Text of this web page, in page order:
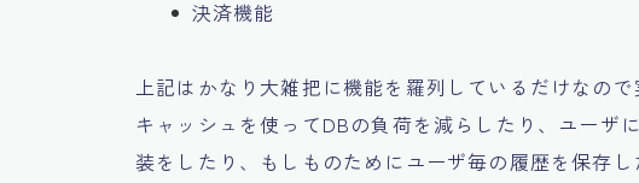
決済機能
上記はかなり大雑把に機能を羅列しているだけなの
キャッシュを使ってDBの負荷を減らしたり、ユーザ
装をしたり、もしものためにユーザ毎の履歴を保存し